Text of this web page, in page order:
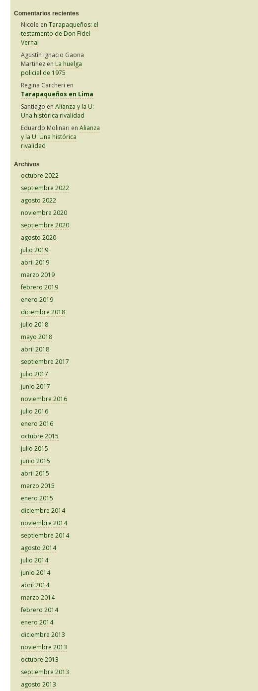
Comentarios recientes
Nicole enTarapaqueños: el
testamento de Don Fidel
Vernal
Agustín Ignacio Gaona
Martinez en La huelga
policial de 1975
Regina Carcheri en
Tarapaqueños en Lima
Santiago enAlianza y la U:
Una histórica rivalidad
Eduardo Molinari enAlianza
y la U: Una histórica
rivalidad
Archivos
octubre 2022
septiembre 2022
agosto 2022
noviembre 2020
septiembre 2020
agosto 2020
julio 2019
abril 2019
marzo 2019
febrero 2019
enero 2019
diciembre 2018
julio 2018
mayo 2018
abril 2018
septiembre 2017
julio 2017
junio 2017
noviembre 2016
julio 2016
enero 2016
octubre 2015
julio 2015
junio 2015
abril 2015
marzo 2015
enero 2015
diciembre 2014
noviembre 2014
septiembre 2014
agosto 2014
julio 2014
junio 2014
abril 2014
marzo 2014
febrero 2014
enero 2014
diciembre 2013
noviembre 2013
octubre 2013
septiembre 2013
agosto 2013